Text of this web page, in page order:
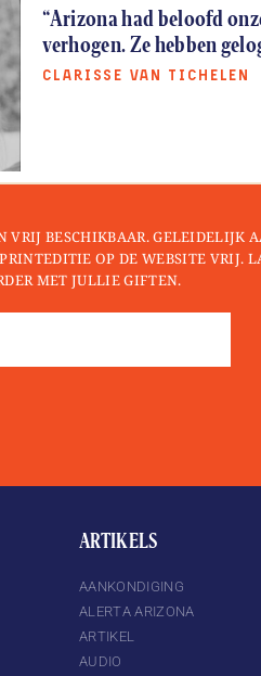
“Arizona had beloofd
verhogen. Ze hebben
CLARISSE VAN TICHELEN
BESCHIKBAAR. GELEIDELIJK
OP DE WEBSITE VRIJ.
MET JULLIE GIFTEN.
ARTIKELS
AANKONDIGING
ALERTA ARIZONA
ARTIKEL
AUDIO